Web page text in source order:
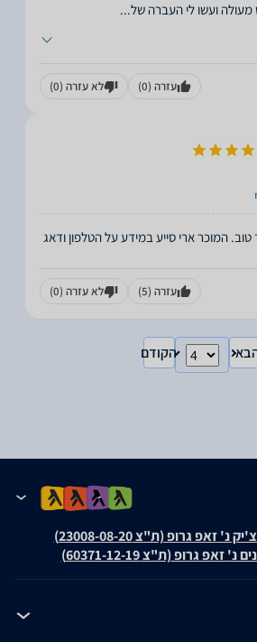
ועשו לי העברה של...
עזרה (0) לא עזרה (0)
טוב. המוכר ארי סייע במידע על הטלפון ודאג
עזרה (5) לא עזרה (0)
הקודם
גרופ (ת"צ 23008-08-20)
גרופ (ת"צ 60371-12-19)